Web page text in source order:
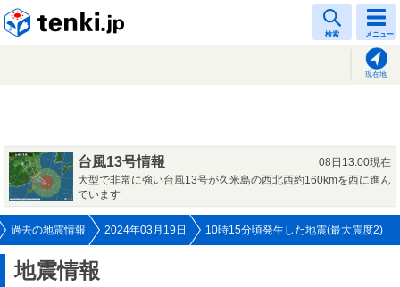
検索 メニュー
現在地
台風13号情報
08日13:00現在
大型で非常に強い台風13号が久米島の西北西約160kmを西に進ん
でいます
過去の地震情報 2024年03月19日 10時15分頃発生した地震(最大震度2)
地震情報